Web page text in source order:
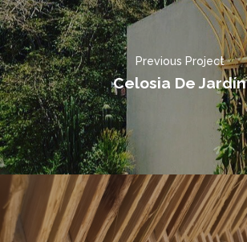
Previous Project
Celosia De Jardín